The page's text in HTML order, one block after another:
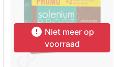
 Niet meer op
voorraad